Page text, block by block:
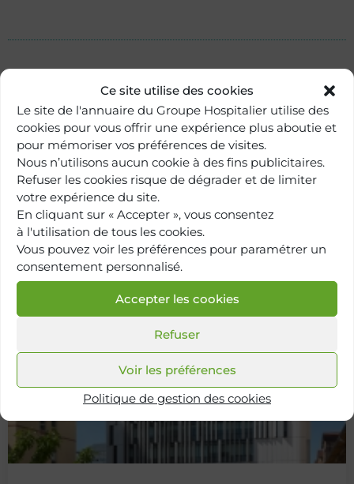
Ce site utilise des cookies
Le site de l'annuaire du Groupe Hospitalier utilise des
cookies pour vous offrir une expérience plus aboutie et
pour mémoriser vos préférences de visites.
Nous n’utilisons aucun cookie à des fins publicitaires.
Refuser les cookies risque de dégrader et de limiter
votre expérience du site.
En cliquant sur « Accepter », vous consentez
à l'utilisation de tous les cookies.
Vous pouvez voir les préférences pour paramétrer un
consentement personnalisé.
Accepter les cookies
Refuser
Voir les préférences
Politique de gestion des cookies
Retour à
l'annuaire